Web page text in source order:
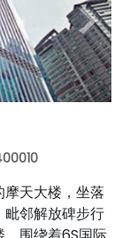
天大楼，坐落
邻解放碑步行